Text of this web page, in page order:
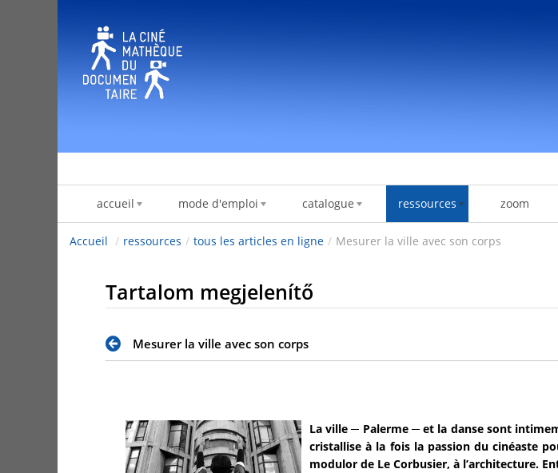
accueil mode d'emploi catalogue ressources zoom
Accueil / ressources / tous les articles en ligne / Mesurer la ville avec son corps
Tartalom megjelenítő
Mesurer la ville avec son corps
La ville ─ Palerme ─ et la danse sont
cristallise à la fois la passion du cinéaste
modulor de Le Corbusier, à l’architecture.